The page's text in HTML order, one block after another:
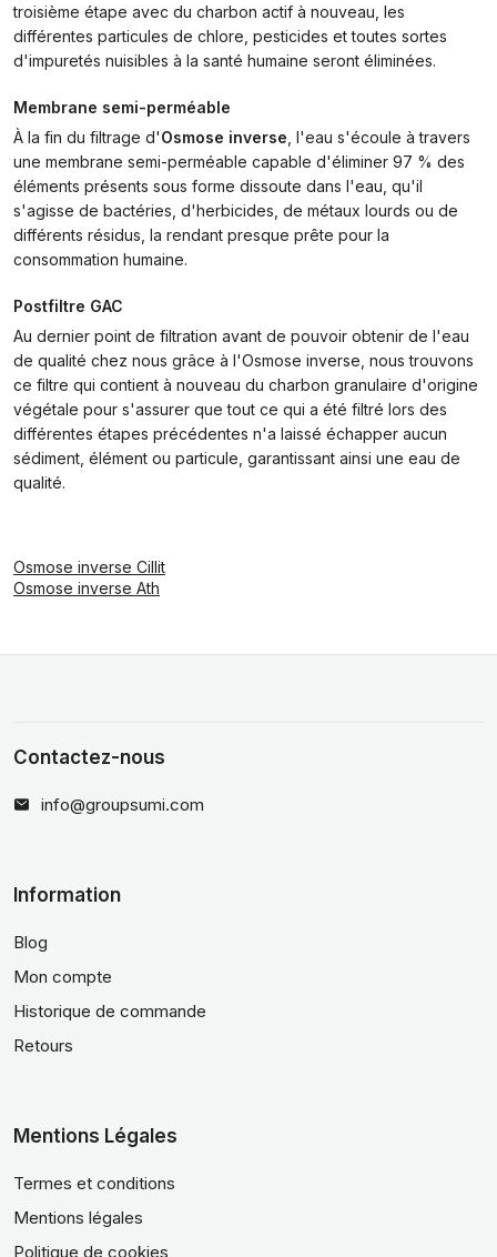
troisième étape avec du charbon actif à nouveau, les
différentes particules de chlore, pesticides et toutes sortes
d'impuretés nuisibles à la santé humaine seront éliminées.
Membrane semi-perméable
À la fin du filtrage d'Osmose inverse , l'eau s'écoule à travers
une membrane semi-perméable capable d'éliminer 97 % des
éléments présents sous forme dissoute dans l'eau, qu'il
s'agisse de bactéries, d'herbicides, de métaux lourds ou de
différents résidus, la rendant presque prête pour la
consommation humaine.
Postfiltre GAC
Au dernier point de filtration avant de pouvoir obtenir de l'eau
de qualité chez nous grâce à l'Osmose inverse, nous trouvons
ce filtre qui contient à nouveau du charbon granulaire d'origine
végétale pour s'assurer que tout ce qui a été filtré lors des
différentes étapes précédentes n'a laissé échapper aucun
sédiment, élément ou particule, garantissant ainsi une eau de
qualité.
Osmose inverse Cillit
Osmose inverse Ath
Contactez-nous
info@groupsumi.com
Information
Blog
Mon compte
Historique de commande
Retours
Mentions Légales
Termes et conditions
Mentions légales
Politique de cookies